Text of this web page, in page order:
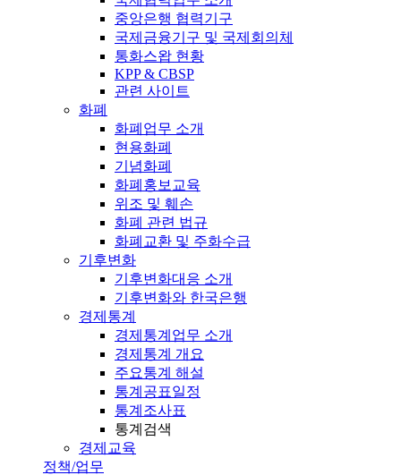
중앙은행 협력기구
국제금융기구 및 국제회의체
통화스왑 현황
KPP & CBSP
관련 사이트
화폐
화폐업무 소개
현용화폐
기념화폐
화폐홍보교육
위조 및 훼손
화폐 관련 법규
화폐교환 및 주화수급
기후변화
기후변화대응 소개
기후변화와 한국은행
경제통계
경제통계업무 소개
경제통계 개요
주요통계 해설
통계공표일정
통계조사표
통계검색
경제교육
정책/업무